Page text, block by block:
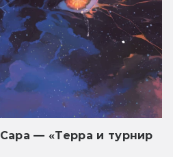
— «Терра и турнир